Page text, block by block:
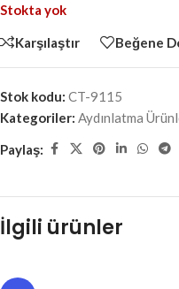
Stokta yok
Karşılaştır Beğene
Stok kodu: CT-9115
Kategoriler: Aydınlatma
Paylaş:
İlgili ürünler